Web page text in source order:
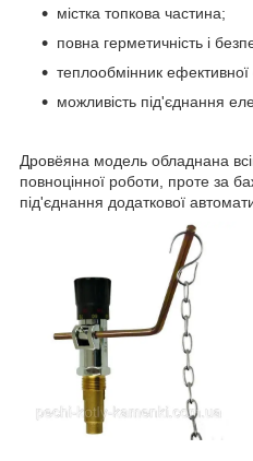
містка топкова частина;
повна герметичність і
теплообмінник
можливість під'єднання
Дровёяна модель обладнана
повноцінної роботи, проте за
під'єднання додаткової